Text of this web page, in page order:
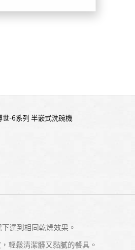
世-6系列 半嵌式洗碗機
達到相同乾燥效果。
輕鬆清潔髒又黏膩的餐具。